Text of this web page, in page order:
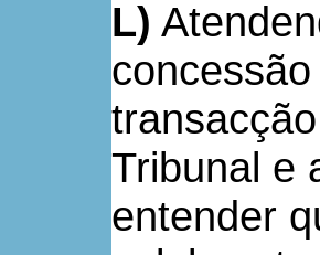
L)
Tribunal e
entender